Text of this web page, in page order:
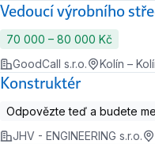
Vedoucí výrobního
70 000 ‍–‍ 80 000 Kč
GoodCall s.r.o.
Kolín –
Konstruktér
Odpovězte teď a budete
JHV - ENGINEERING s.r.o.